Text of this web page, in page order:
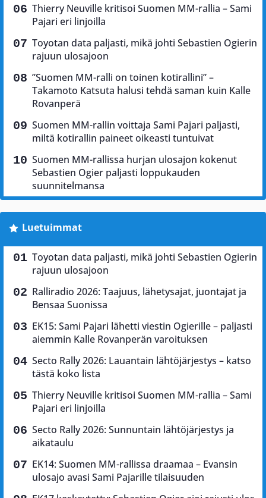
Thierry Neuville kritisoi Suomen MM-rallia – Sami
Pajari eri linjoilla
Toyotan data paljasti, mikä johti Sebastien Ogierin
rajuun ulosajoon
”Suomen MM-ralli on toinen kotirallini” –
Takamoto Katsuta halusi tehdä saman kuin Kalle
Rovanperä
Suomen MM-rallin voittaja Sami Pajari paljasti,
miltä kotirallin paineet oikeasti tuntuivat
Suomen MM-rallissa hurjan ulosajon kokenut
Sebastien Ogier paljasti loppukauden
suunnitelmansa
Luetuimmat
Toyotan data paljasti, mikä johti Sebastien Ogierin
rajuun ulosajoon
Ralliradio 2026: Taajuus, lähetysajat, juontajat ja
Bensaa Suonissa
EK15: Sami Pajari lähetti viestin Ogierille – paljasti
aiemmin Kalle Rovanperän varoituksen
Secto Rally 2026: Lauantain lähtöjärjestys – katso
tästä koko lista
Thierry Neuville kritisoi Suomen MM-rallia – Sami
Pajari eri linjoilla
Secto Rally 2026: Sunnuntain lähtöjärjestys ja
aikataulu
EK14: Suomen MM-rallissa draamaa – Evansin
ulosajo avasi Sami Pajarille tilaisuuden